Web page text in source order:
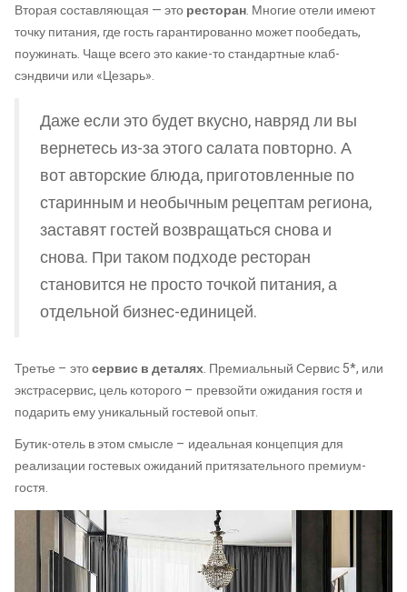
Вторая составляющая — эторесторан. Многие отели имеют
точку питания, где гость гарантированно может пообедать,
поужинать. Чаще всего это какие-то стандартные клаб-
сэндвичи или «Цезарь».
Даже если это будет вкусно, навряд ли вы
вернетесь из-за этого салата повторно. А
вот авторские блюда, приготовленные по
старинным и необычным рецептам региона,
заставят гостей возвращаться снова и
снова. При таком подходе ресторан
становится не просто точкой питания, а
отдельной бизнес-единицей.
Третье – этосервис в деталях. Премиальный Сервис 5*, или
экстрасервис, цель которого – превзойти ожидания гостя и
подарить ему уникальный гостевой опыт.
Бутик-отель в этом смысле – идеальная концепция для
реализации гостевых ожиданий притязательного премиум-
гостя.